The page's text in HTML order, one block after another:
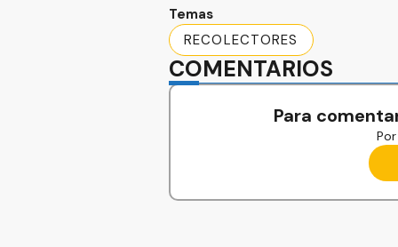
Temas
RECOLECTORES
COMENTARIOS
Para